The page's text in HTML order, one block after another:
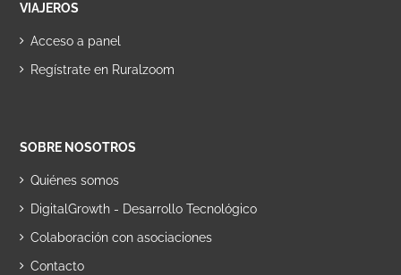
VIAJEROS
Acceso a panel
Regístrate en Ruralzoom
SOBRE NOSOTROS
Quiénes somos
DigitalGrowth - Desarrollo Tecnológico
Colaboración con asociaciones
Contacto